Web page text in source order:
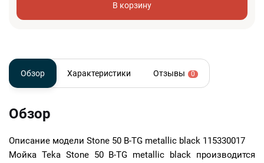
В корзину
Обзор Характеристики Отзывы 0
Обзор
Описание модели Stone 50 B-TG metallic black 115330017
Мойка Teka Stone 50 B-TG metallic black производится